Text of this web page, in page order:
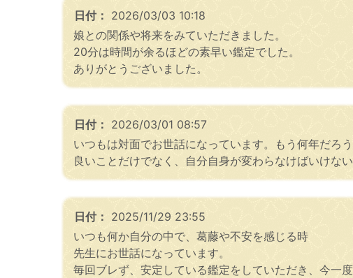
日付： 2026/03/03 10:18
娘との関係や将来をみていただきました。
20分は時間が余るほどの素早い鑑定でした。
ありがとうございました。
日付： 2026/03/01 08:57
いつもは対面でお世話になっています。もう何年だろ
良いことだけでなく、自分自身が変わらなけばいけな
日付： 2025/11/29 23:55
いつも何か自分の中で、葛藤や不安を感じる時
先生にお世話になっています。
毎回ブレず、安定している鑑定をしていただき、今一